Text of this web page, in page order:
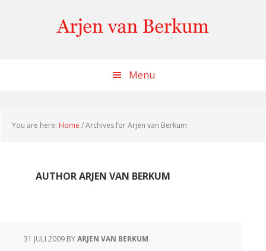
Menu
You are here: Home /Archives for Arjen van Berkum
AUTHOR ARJEN VAN BERKUM
31 JULI 2009 BYARJEN VAN BERKUM